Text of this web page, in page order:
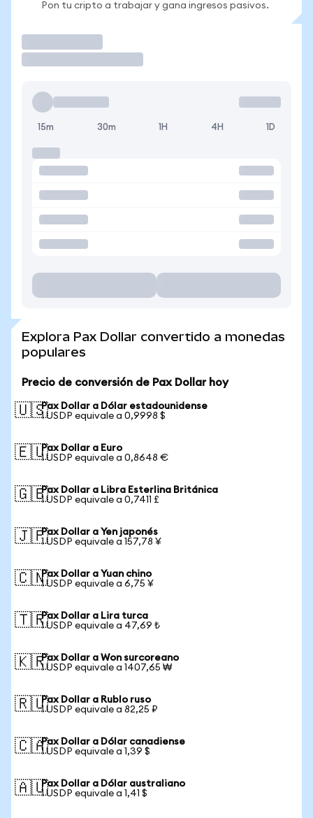
Pon tu cripto a trabajar y gana ingresos pasivos.
15m 30m 1H 4H 1D
Explora Pax Dollar convertido a monedas
populares
Precio de conversión de Pax Dollar hoy
🇺🇸Pax Dollar a Dólar estadounidense
1 USDP equivale a 0,9998 $
🇪🇺Pax Dollar a Euro
1 USDP equivale a 0,8648 €
🇬🇧Pax Dollar a Libra Esterlina Británica
1 USDP equivale a 0,7411 £
🇯🇵Pax Dollar a Yen japonés
1 USDP equivale a 157,78 ¥
🇨🇳Pax Dollar a Yuan chino
1 USDP equivale a 6,75 ¥
🇹🇷Pax Dollar a Lira turca
1 USDP equivale a 47,69 ₺
🇰🇷Pax Dollar a Won surcoreano
1 USDP equivale a 1407,65 ₩
🇷🇺Pax Dollar a Rublo ruso
1 USDP equivale a 82,25 ₽
🇨🇦Pax Dollar a Dólar canadiense
1 USDP equivale a 1,39 $
🇦🇺Pax Dollar a Dólar australiano
1 USDP equivale a 1,41 $